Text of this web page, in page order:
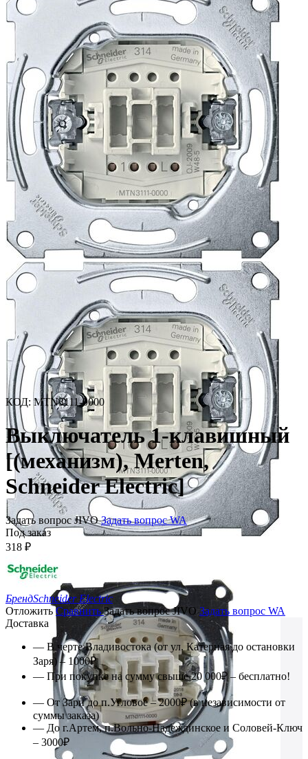
КОД: MTN3111-0000
Выключатель 1-клавишный
[(механизм), Merten,
Schneider Electric]
Задать вопрос JIVO Задать вопрос WA
Под заказ
318 ₽
БрендSchneider Electric
Отложить СравнитьЗадать вопрос JIVO Задать вопрос WA
Доставка
— В черте Владивостока (от ул. Катерная до остановки
Заря) – 1000₽
— При покупке на сумму свыше 20 000₽ – бесплатно!
— От Зари до п.Угловое – 2000₽ (в независимости от
суммы заказа)
— До г.Артем, п.Вольно-Надеждинское и Соловей-Ключ
– 3000₽